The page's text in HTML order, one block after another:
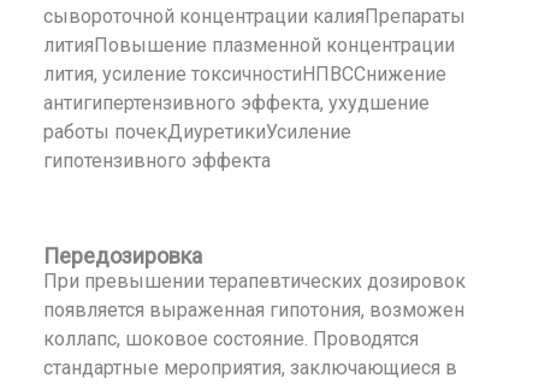
сывороточной концентрации калияПрепараты
литияПовышение плазменной концентрации
лития, усиление токсичностиНПВССнижение
антигипертензивного эффекта, ухудшение
работы почекДиуретикиУсиление
гипотензивного эффекта
Передозировка
При превышении терапевтических дозировок
появляется выраженная гипотония, возможен
коллапс, шоковое состояние. Проводятся
стандартные мероприятия, заключающиеся в